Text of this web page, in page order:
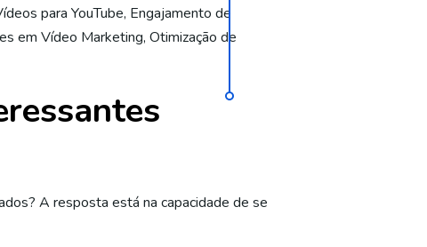
para YouTube, Engajamento de
em Vídeo Marketing, Otimização de
A resposta está na capacidade de se